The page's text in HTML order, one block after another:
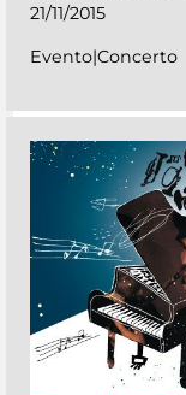
21/11/2015
Evento|Concerto